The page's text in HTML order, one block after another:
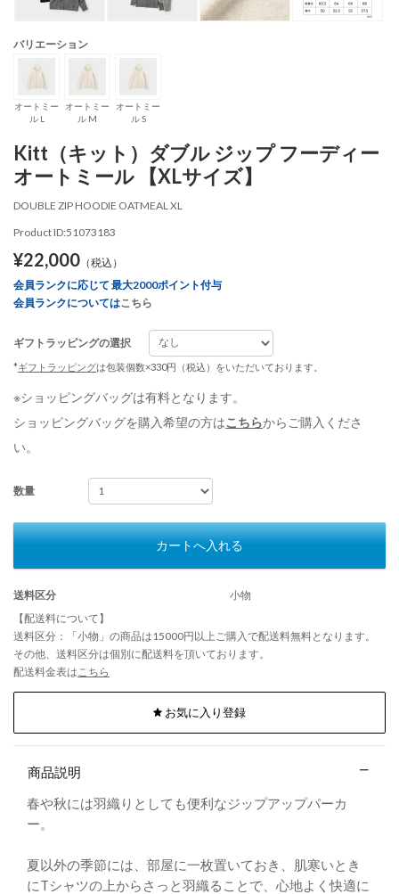
バリエーション
オートミー
ル L
オートミー
ル M
オートミー
ル S
Kitt（キット）ダブル ジップ フーディー
オートミール 【XLサイズ】
DOUBLE ZIP HOODIE OATMEAL XL
Product ID:51073183
¥22,000 （税込）
会員ランクに応じて 最大2000ポイント付与
会員ランクについてはこちら
ギフトラッピングの選択
*ギフトラッピングは包装個数×330円（税込）をいただいております。
※ショッピングバッグは有料となります。
ショッピングバッグを購入希望の方はこちらからご購入くださ
い。
数量
カートへ入れる
送料区分
小物
【配送料について】
送料区分：「小物」の商品は15000円以上ご購入で配送料無料となります。
その他、送料区分は個別に配送料を頂いております。
配送料金表は こちら
お気に入り登録
商品説明
春や秋には羽織りとしても便利なジップアップパーカ
ー。
夏以外の季節には、部屋に一枚置いておき、肌寒いとき
にTシャツの上からさっと羽織ることで、心地よく快適に